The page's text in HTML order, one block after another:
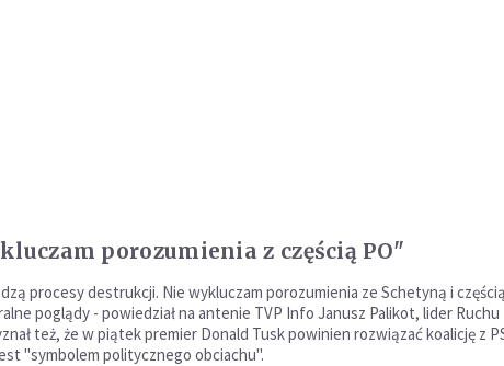
porozumienia z częścią PO"
procesy destrukcji. Nie wykluczam porozumienia ze Schetyną i
poglądy - powiedział na antenie TVP Info Janusz Palikot, lider Ruchu
też, że w piątek premier Donald Tusk powinien rozwiązać koalicję z
"symbolem politycznego obciachu".